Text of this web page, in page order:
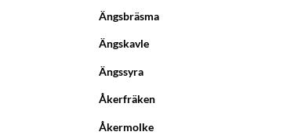
Ängsbräsma
Ängskavle
Ängssyra
Åkerfräken
Åkermolke